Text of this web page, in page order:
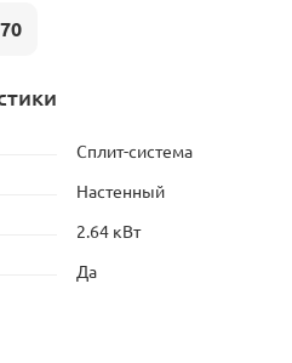
70
Сплит-система
Настенный
2.64 кВт
Да